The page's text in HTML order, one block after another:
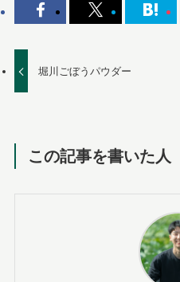
堀川ごぼうパウダー
この記事を書いた人